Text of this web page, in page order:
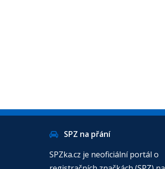
SPZ na přání
SPZka.cz je neoficiální portál o